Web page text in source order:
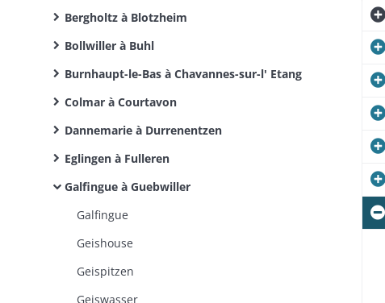
Bergholtz à Blotzheim
Bollwiller à Buhl
Burnhaupt-le-Bas à Chavannes-sur-l' Etang
Colmar à Courtavon
Dannemarie à Durrenentzen
Eglingen à Fulleren
Galfingue à Guebwiller
Galfingue
Geishouse
Geispitzen
Geiswasser